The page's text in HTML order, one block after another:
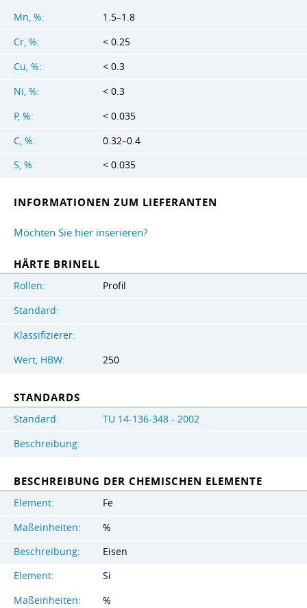
Mn, %:
1.5–1.8
Cr, %:
< 0.25
Cu, %:
< 0.3
Ni, %:
< 0.3
P, %:
< 0.035
C, %:
0.32–0.4
S, %:
< 0.035
INFORMATIONEN ZUM LIEFERANTEN
Möchten Sie hier inserieren?
HÄRTE BRINELL
Rollen:
Profil
Standard:
Klassifizierer:
Wert, HBW:
250
STANDARDS
Standard:
TU 14-136-348 - 2002
Beschreibung:
BESCHREIBUNG DER CHEMISCHEN ELEMENTE
Element:
Fe
Maßeinheiten:
%
Beschreibung:
Eisen
Element:
Si
Maßeinheiten:
%